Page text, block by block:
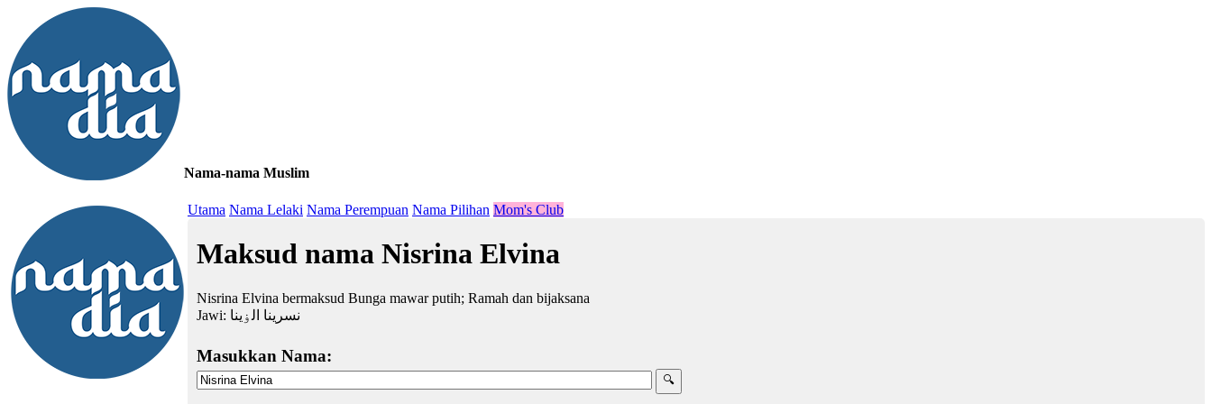
Nama-nama Muslim
Utama Nama Lelaki Nama Perempuan Nama Pilihan Mom's Club
Maksud nama Nisrina Elvina
Nisrina Elvina bermaksud Bunga mawar putih; Ramah dan bijaksana
Jawi: نسرينا الۏينا
Masukkan Nama: